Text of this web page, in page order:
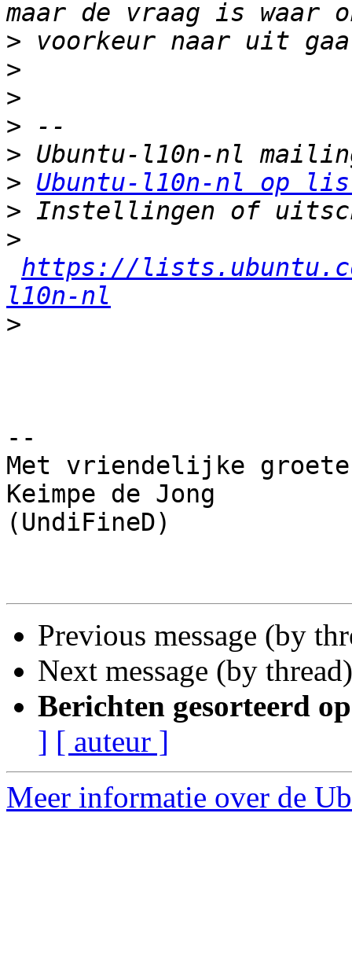
>
>
>
>
>
> Ubuntu-l10n-nl op
>
>
https://
l10n-nl
>
--
Met vriendelijke
Keimpe de Jong
(UndiFineD)
Previous message (by
Next message (by
Berichten gesorteerd
] [ auteur ]
Meer informatie over de